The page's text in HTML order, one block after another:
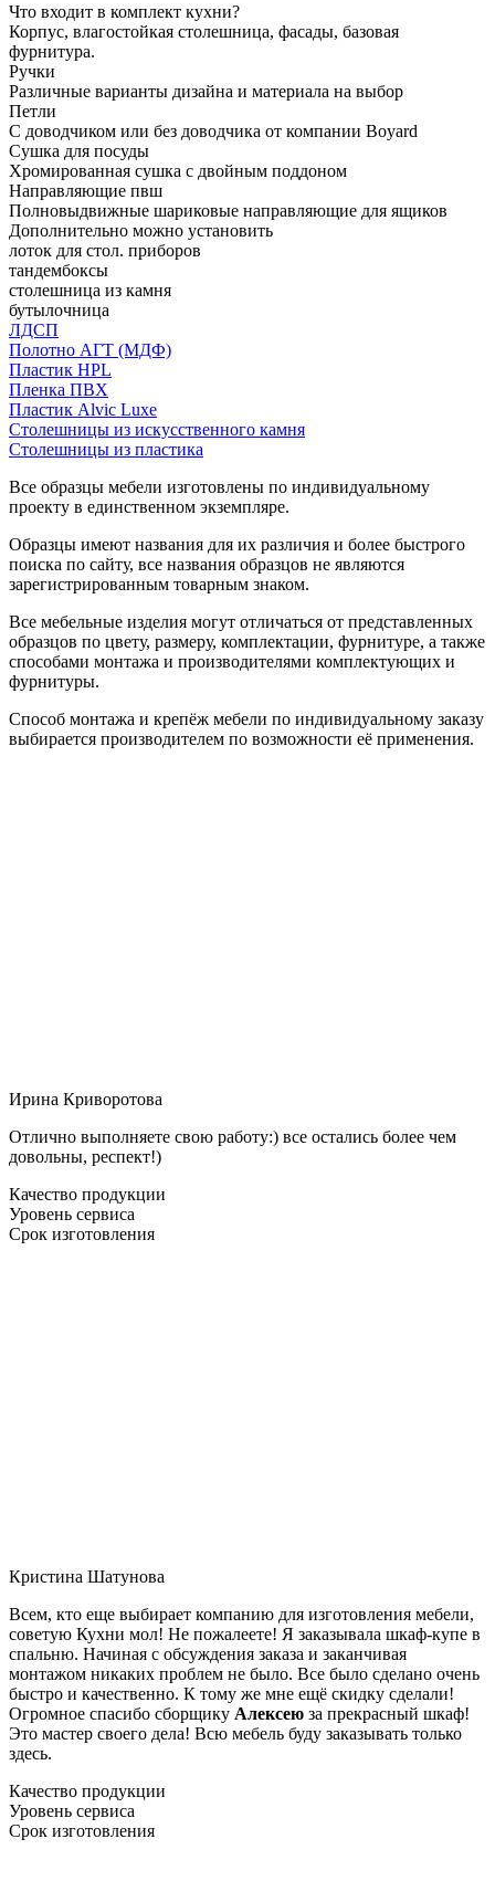
Что входит в комплект кухни?
Корпус, влагостойкая столешница, фасады, базовая
фурнитура.
Ручки
Различные варианты дизайна и материала на выбор
Петли
С доводчиком или без доводчика от компании Boyard
Сушка для посуды
Хромированная сушка с двойным поддоном
Направляющие пвш
Полновыдвижные шариковые направляющие для ящиков
Дополнительно можно установить
лоток для стол. приборов
тандембоксы
столешница из камня
бутылочница
ЛДСП
Полотно АГТ (МДФ)
Пластик HPL
Пленка ПВХ
Пластик Alvic Luxe
Столешницы из искусственного камня
Столешницы из пластика
Все образцы мебели изготовлены по индивидуальному
проекту в единственном экземпляре.
Образцы имеют названия для их различия и более быстрого
поиска по сайту, все названия образцов не являются
зарегистрированным товарным знаком.
Все мебельные изделия могут отличаться от представленных
образцов по цвету, размеру, комплектации, фурнитуре, а также
способами монтажа и производителями комплектующих и
фурнитуры.
Способ монтажа и крепёж мебели по индивидуальному заказу
выбирается производителем по возможности её применения.
Ирина Криворотова
Отлично выполняете свою работу:) все остались более чем
довольны, респект!)
Качество продукции
Уровень сервиса
Срок изготовления
Кристина Шатунова
Всем, кто еще выбирает компанию для изготовления мебели,
советую Кухни мол! Не пожалеете! Я заказывала шкаф-купе в
спальню. Начиная с обсуждения заказа и заканчивая
монтажом никаких проблем не было. Все было сделано очень
быстро и качественно. К тому же мне ещё скидку сделали!
Огромное спасибо сборщику Алексею за прекрасный шкаф!
Это мастер своего дела! Всю мебель буду заказывать только
здесь.
Качество продукции
Уровень сервиса
Срок изготовления